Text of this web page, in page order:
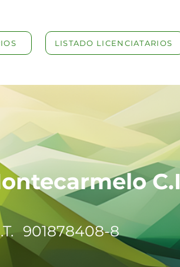
LISTADO LICENCIATARIOS
901878408-8